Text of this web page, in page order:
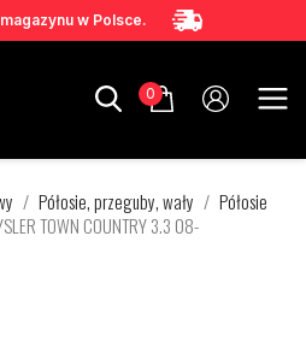
w Polsce.
0
Półosie, przeguby, wały
Półosie
TOWN COUNTRY 3.3 08-